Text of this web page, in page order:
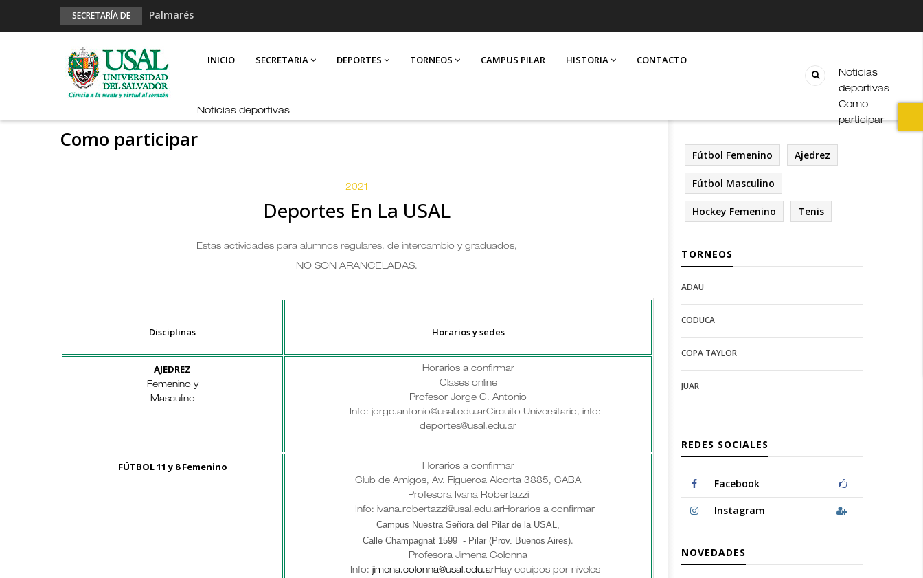
SECRETARÍA DE
Palmarés
Esports en pandemia
USAL en los E-JUAR
JUAR
Fútbol Online
MAIN
INICIO SECRETARIA DEPORTES TORNEOS CAMPUS PILAR HISTORIA CONTACTO
Noticias
deportivas
Como
participar
Noticias deportivas
Como participar
2021
Deportes En La USAL
Estas actividades para alumnos regulares, de intercambio y graduados,
NO SON ARANCELADAS.
Disciplinas Horarios y sedes
AJEDREZ
Femenino y
Masculino
Horarios a confirmar
Clases online
Profesor Jorge C. Antonio
Info: jorge.antonio@usal.edu.arCircuito Universitario, info:
deportes@usal.edu.ar
FÚTBOL 11 y 8 Femenino
Horarios a confirmar
Club de Amigos, Av. Figueroa Alcorta 3885, CABA
Profesora Ivana Robertazzi
Info: ivana.robertazzi@usal.edu.arHorarios a confirmar
Campus Nuestra Señora del Pilar de la USAL,
Calle Champagnat 1599 - Pilar (Prov. Buenos Aires).
Profesora Jimena Colonna
Info: jimena.colonna@usal.edu.arHay equipos por niveles
Fútbol Femenino Ajedrez
Fútbol Masculino
Hockey Femenino Tenis
TORNEOS
Open
Deportes
configuration
options
Open
configuration
options
ADAU
CODUCA
COPA TAYLOR
JUAR
REDES SOCIALES
Facebook
Instagram
NOVEDADES